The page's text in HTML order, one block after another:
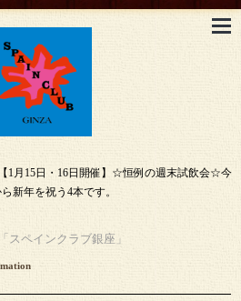
【1月15日・16日開催】☆恒例の週末試飲会☆今
新年を祝う4本です。
スペインクラブ銀座」